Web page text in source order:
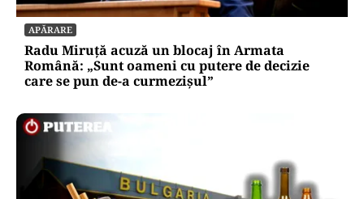
APĂRARE
Radu Miruță acuză un blocaj în Armata
Română: „Sunt oameni cu putere de decizie
care se pun de-a curmezișul”